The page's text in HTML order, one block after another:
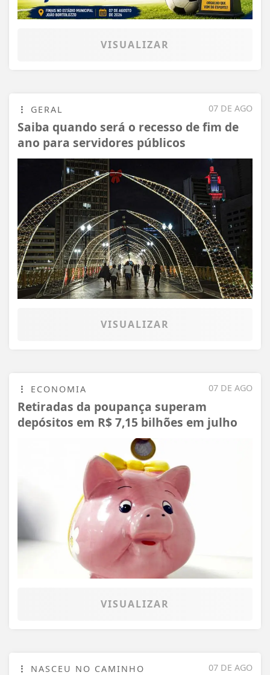
VISUALIZAR
07 DE AGO
GERAL
Saiba quando será o recesso de fim de
ano para servidores públicos
VISUALIZAR
07 DE AGO
ECONOMIA
Retiradas da poupança superam
depósitos em R$ 7,15 bilhões em julho
VISUALIZAR
07 DE AGO
NASCEU NO CAMINHO